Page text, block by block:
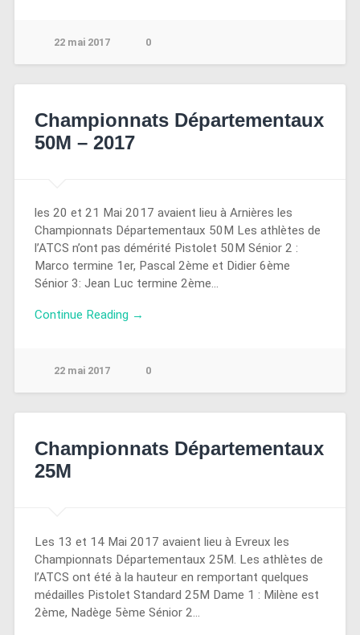
22 mai 2017 0
Championnats Départementaux
50M – 2017
les 20 et 21 Mai 2017 avaient lieu à Arnières les
Championnats Départementaux 50M Les athlètes de
l’ATCS n’ont pas démérité Pistolet 50M Sénior 2 :
Marco termine 1er, Pascal 2ème et Didier 6ème
Sénior 3: Jean Luc termine 2ème…
Continue Reading →
22 mai 2017 0
Championnats Départementaux
25M
Les 13 et 14 Mai 2017 avaient lieu à Evreux les
Championnats Départementaux 25M. Les athlètes de
l’ATCS ont été à la hauteur en remportant quelques
médailles Pistolet Standard 25M Dame 1 : Milène est
2ème, Nadège 5ème Sénior 2…